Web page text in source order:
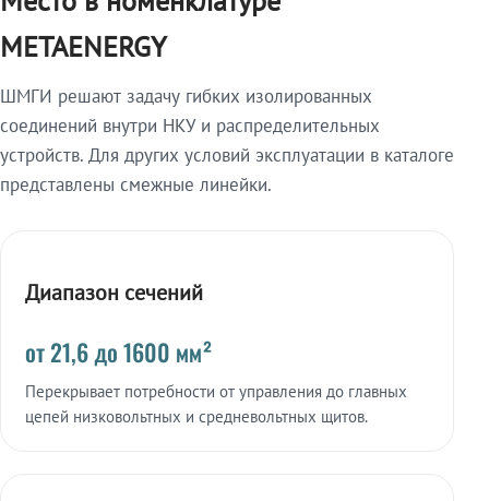
METAENERGY
ШМГИ решают задачу гибких изолированных
соединений внутри НКУ и распределительных
устройств. Для других условий эксплуатации в каталоге
представлены смежные линейки.
Диапазон сечений
от 21,6 до 1600 мм²
Перекрывает потребности от управления до главных
цепей низковольтных и средневольтных щитов.